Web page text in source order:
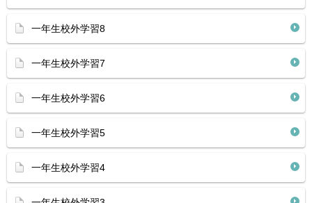
一年生校外学習8
一年生校外学習7
一年生校外学習6
一年生校外学習5
一年生校外学習4